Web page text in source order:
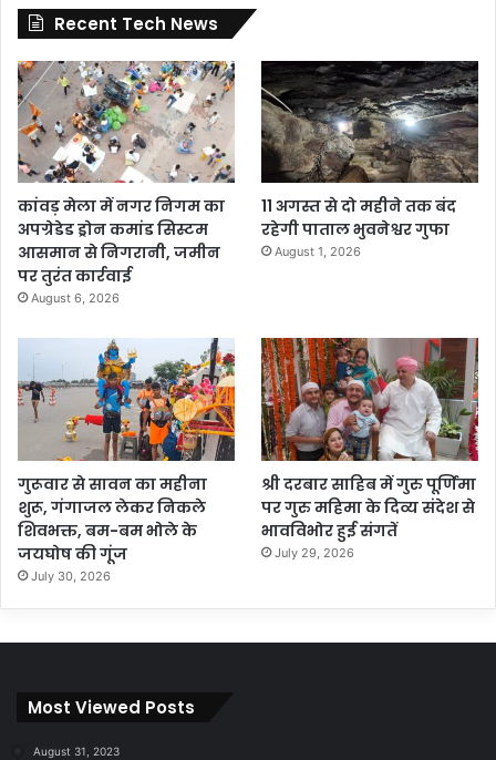
Recent Tech News
कांवड़ मेला में नगर निगम का
अपग्रेडेड ड्रोन कमांड सिस्टम
आसमान से निगरानी, जमीन
पर तुरंत कार्रवाई
August 6, 2026
11 अगस्त से दो महीने तक बंद
रहेगी पाताल भुवनेश्वर गुफा
August 1, 2026
गुरूवार से सावन का महीना
शुरू, गंगाजल लेकर निकले
शिवभक्त, बम-बम भोले के
जयघोष की गूंज
July 30, 2026
श्री दरबार साहिब में गुरु पूर्णिमा
पर गुरु महिमा के दिव्य संदेश से
भावविभोर हुई संगतें
July 29, 2026
Most Viewed Posts
August 31, 2023